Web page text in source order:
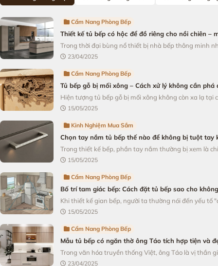
Thiết kế tủ bếp có hộc để đồ riêng cho nồi chiên –
Trong thời đại bùng nổ thiết bị nhà bếp thông minh
Cẩm Nang Phòng Bếp
23/04/2025
Tủ bếp gỗ bị mối xông – Cách xử lý không cần phá
Hiện tượng tủ bếp gỗ bị mối xông không còn xa lạ tại
Cẩm Nang Phòng Bếp
15/05/2025
Chọn tay nắm tủ bếp thế nào để không bị tuột tay
Trong thiết kế bếp, phần tay nắm thường bị xem là
Kinh Nghiệm Mua Sắm
15/05/2025
Bố trí tam giác bếp: Cách đặt tủ bếp sao cho
Khi thiết kế gian bếp, người ta thường nói đến yếu tố
Cẩm Nang Phòng Bếp
15/05/2025
Mẫu tủ bếp có ngăn thờ ông Táo tích hợp tiện và
Trong văn hóa truyền thống Việt, ông Táo là vị thần
Cẩm Nang Phòng Bếp
23/04/2025